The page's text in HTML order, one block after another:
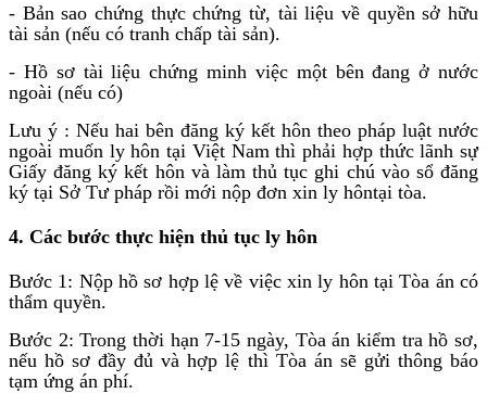
- Bản sao chứng thực chứng từ, tài liệu về quyền sở hữu
tài sản (nếu có tranh chấp tài sản).
- Hồ sơ tài liệu chứng minh việc một bên đang ở nước
ngoài (nếu có)
Lưu ý : Nếu hai bên đăng ký kết hôn theo pháp luật nước
ngoài muốn ly hôn tại Việt Nam thì phải hợp thức lãnh sự
Giấy đăng ký kết hôn và làm thủ tục ghi chú vào sổ đăng
ký tại Sở Tư pháp rồi mới nộp đơn xin ly hôntại tòa.
4. Các bước thực hiện thủ tục ly hôn
Bước 1: Nộp hồ sơ hợp lệ về việc xin ly hôn tại Tòa án có
thẩm quyền.
Bước 2: Trong thời hạn 7-15 ngày, Tòa án kiểm tra hồ sơ,
nếu hồ sơ đầy đủ và hợp lệ thì Tòa án sẽ gửi thông báo
tạm ứng án phí.